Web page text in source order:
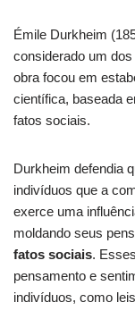
Émile Durkheim
considerado um
obra focou em
científica, baseada
fatos sociais.
Durkheim defendia
indivíduos que a
exerce uma
moldando seus
fatos sociais.
pensamento e
indivíduos, como